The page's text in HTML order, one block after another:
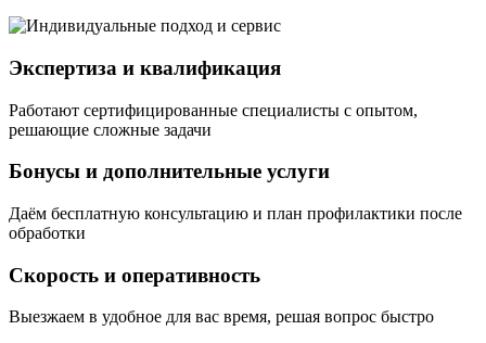
Экспертиза и квалификация
Работают сертифицированные специалисты с опытом,
решающие сложные задачи
Бонусы и дополнительные услуги
Даём бесплатную консультацию и план профилактики после
обработки
Скорость и оперативность
Выезжаем в удобное для вас время, решая вопрос быстро